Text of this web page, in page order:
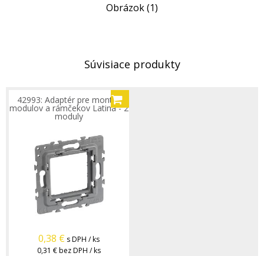
Obrázok (1)
Súvisiace produkty
42993: Adaptér pre montáž
modulov a rámčekov Latina - 2
moduly
0,38 € s DPH / ks
0,31 €bez DPH / ks